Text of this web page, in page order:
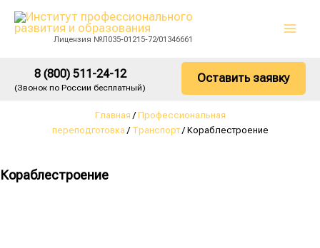
Перейти
содержимому
Лицензия №Л035-01215-72/01346661
8 (800) 511-24-12
(Звонок по России бесплатный)
Оставить заявку
Главная /Профессиональная
переподготовка / Транспорт/ Кораблестроение
Кораблестроение